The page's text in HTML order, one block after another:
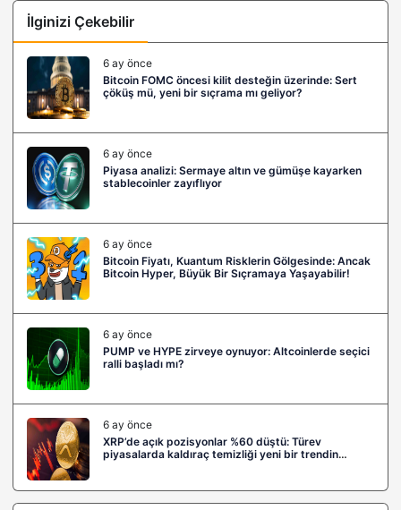
İlginizi Çekebilir
6 ay önce
Bitcoin FOMC öncesi kilit desteğin üzerinde: Sert
çöküş mü, yeni bir sıçrama mı geliyor?
6 ay önce
Piyasa analizi: Sermaye altın ve gümüşe kayarken
stablecoinler zayıflıyor
6 ay önce
Bitcoin Fiyatı, Kuantum Risklerin Gölgesinde: Ancak
Bitcoin Hyper, Büyük Bir Sıçramaya Yaşayabilir!
6 ay önce
PUMP ve HYPE zirveye oynuyor: Altcoinlerde seçici
ralli başladı mı?
6 ay önce
XRP’de açık pozisyonlar %60 düştü: Türev
piyasalarda kaldıraç temizliği yeni bir trendin